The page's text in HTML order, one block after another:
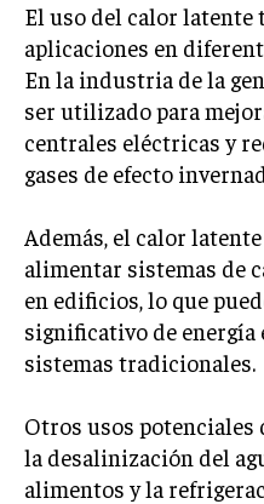
El uso del calor latente
aplicaciones en
En la industria de la
ser utilizado para
centrales eléctricas y
gases de efecto
Además, el calor
alimentar sistemas de
en edificios, lo que
significativo de energía
sistemas tradicionales.
Otros usos
la desalinización del
alimentos y la